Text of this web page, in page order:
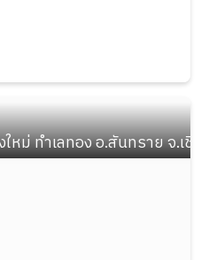
ม่ ทำเลทอง อ.สันทราย จ.เ